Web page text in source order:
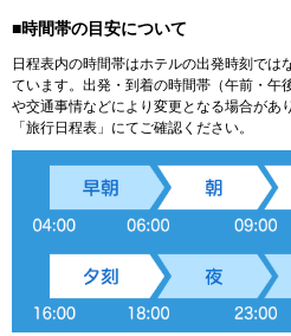
■時間帯の目安について
日程表内の時間帯はホテルの出発時刻では
ています。出発・到着の時間帯（午前・午
や交通事情などにより変更となる場合があ
「旅行日程表」にてご確認ください。